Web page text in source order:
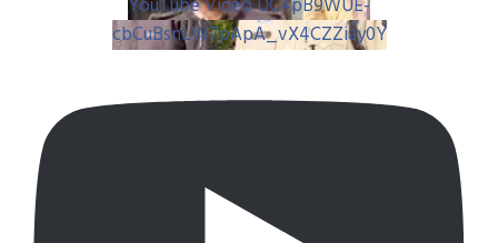
cbCuBsnLW7pApA_vX4CZZiay0Y